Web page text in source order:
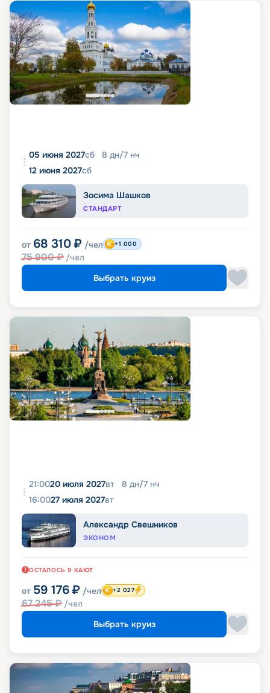
05 июня 2027сб 8 дн/7 нч
12 июня 2027сб
Зосима Шашков
СТАНДАРТ
от 68 310 ₽ /чел
75 900₽ /чел
+1 000
Выбрать круиз
21:0020 июля 2027вт 8 дн/7 нч
16:0027 июля 2027вт
Александр Свешников
ЭКОНОМ
ОСТАЛОСЬ 9 КАЮТ
от 59 176 ₽ /чел
67 245₽ /чел
+2 027
Выбрать круиз